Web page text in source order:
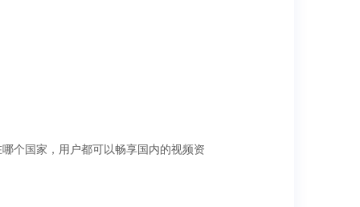
个国家，用户都可以畅享国内的视频资